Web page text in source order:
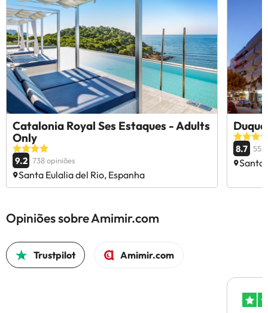
Catalonia Royal Ses Estaques - Adults
Only
9.2 738 opiniões
Santa Eulalia del Rio, Espanha
8.7 553
Santa
Opiniões sobre Amimir.com
Trustpilot Amimir.com